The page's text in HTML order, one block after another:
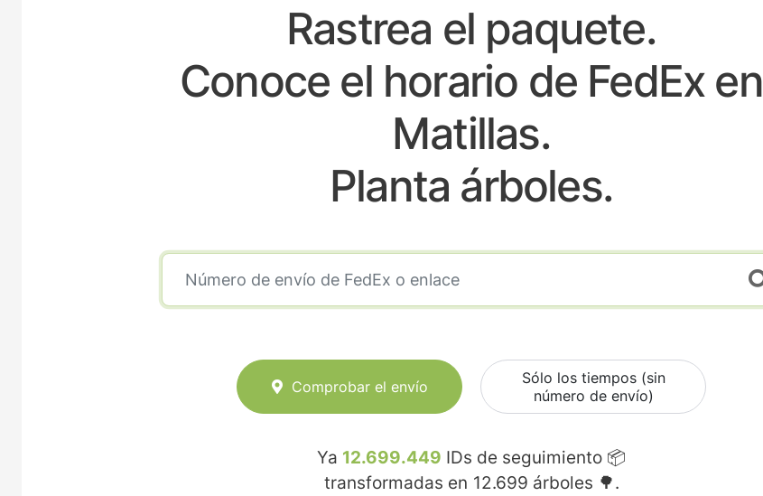
Rastrea el paquete.
Conoce el horario de FedEx en
Matillas.
Planta árboles.
Comprobar el envío
Sólo los tiempos (sin
número de envío)
Ya 12.699.449 IDs de seguimiento 📦
transformadas en 12.699 árboles 🌳.